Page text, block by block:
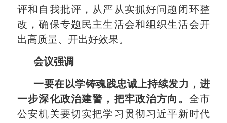
评和自我批评，从严从实抓好问题闭环整
改，确保专题民主生活会和组织生活会开
出高质量、开出好效果。
会议强调
一要在以学铸魂践忠诚上持续发力，进
一步深化政治建警，把牢政治方向。 全市
公安机关要切实把学习贯彻习近平新时代